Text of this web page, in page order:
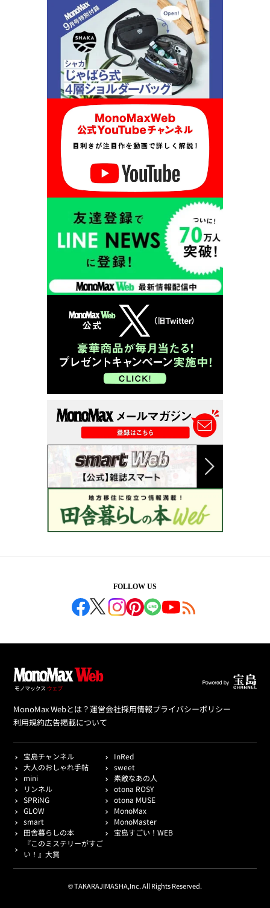
FOLLOW US
MonoMax Webとは？運営会社採用情報プライバシーポリシー
利用規約広告掲載について
宝島チャンネル
InRed
大人のおしゃれ手帖
sweet
mini
素敵なあの人
リンネル
otona ROSY
SPRiNG
otona MUSE
GLOW
MonoMax
smart
MonoMaster
田舎暮らしの本
宝島すごい！WEB
『このミステリーがすご
い！』大賞
© TAKARAJIMASHA,Inc. All Rights Reserved.